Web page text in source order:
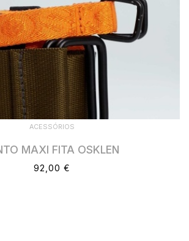
ACESSÓRIOS
MAXI FITA OSKLEN
92,00 €